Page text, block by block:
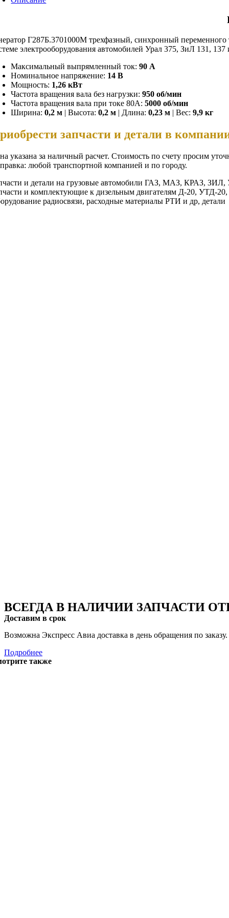
Г287Б.3701000М трехфазный, синхронный
электрооборудования автомобилей Урал 375, ЗиЛ 131,
Максимальный выпрямленный ток:90 A
Номинальное напряжение: 14 В
Мощность: 1,26 кВт
Частота вращения вала без нагрузки:950 об/мин
Частота вращения вала при токе 80А:5000 об/мин
Ширина:0,2 м | Высота:0,2 м | Длина:0,23 м | Вес:9,9 кг
запчасти и детали в
указана за наличный расчет. Стоимость по счету просим
любой транспортной компанией и по городу.
и детали на грузовые автомобили ГАЗ, МАЗ, КРАЗ, ЗИЛ,
и комплектующие к дизельным двигателям Д-20, УТД-
радиосвязи, расходные материалы РТИ и др, детали
ВСЕГДА В НАЛИЧИИ ЗАПЧАСТИ
Доставим в срок
Возможна Экспресс Авиа доставка в день обращения по
Подробнее
также